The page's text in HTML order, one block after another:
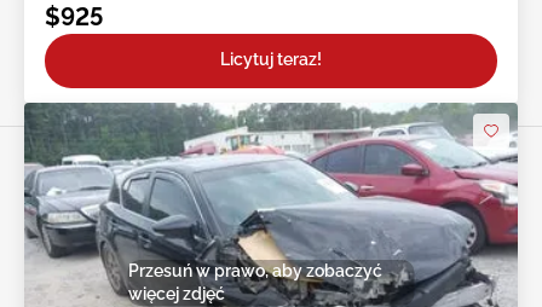
$925
Licytuj teraz!
Przesuń w prawo, aby zobaczyć
więcej zdjęć